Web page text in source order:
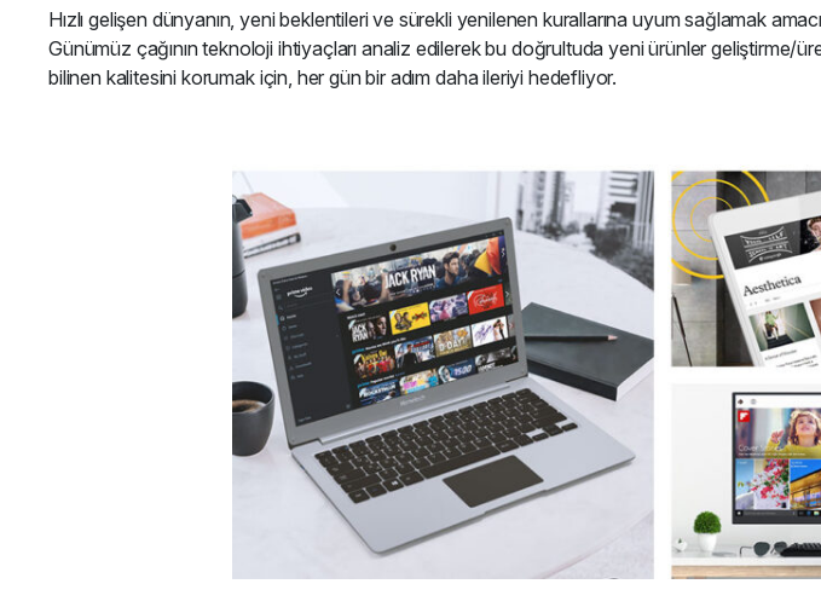
Hızlı gelişen dünyanın, yeni beklentileri ve sürekli yenilenen kurallarına uyum sağlamak
Günümüz çağının teknoloji ihtiyaçları analiz edilerek bu doğrultuda yeni ürünler geliştirme/
bilinen kalitesini korumak için, her gün bir adım daha ileriyi hedefliyor.